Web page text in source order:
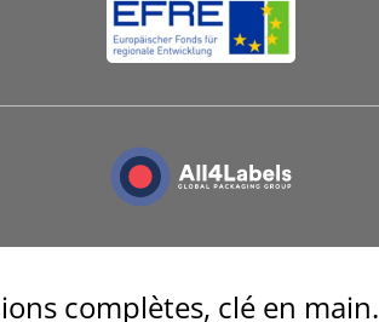
complètes, clé en main.